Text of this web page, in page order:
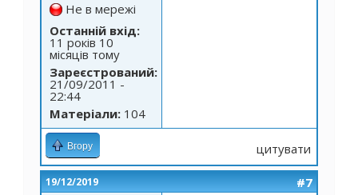
Не в мережі
Останній вхід:
11 років 10
місяців тому
Зареєстрований:
21/09/2011 -
22:44
Матеріали: 104
Вгору цитувати
19/12/2019 #7